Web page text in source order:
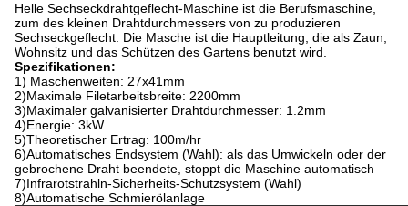
Helle Sechseckdrahtgeflecht-Maschine ist die Berufsmaschine,
zum des kleinen Drahtdurchmessers von zu produzieren
Sechseckgeflecht. Die Masche ist die Hauptleitung, die als Zaun,
Wohnsitz und das Schützen des Gartens benutzt wird.
Spezifikationen:
1) Maschenweiten: 27x41mm
2)Maximale Filetarbeitsbreite: 2200mm
3)Maximaler galvanisierter Drahtdurchmesser: 1.2mm
4)Energie: 3kW
5)Theoretischer Ertrag: 100m/hr
6)Automatisches Endsystem (Wahl): als das Umwickeln oder der
gebrochene Draht beendete, stoppt die Maschine automatisch
7)Infrarotstrahln-Sicherheits-Schutzsystem (Wahl)
8)Automatische Schmierölanlage